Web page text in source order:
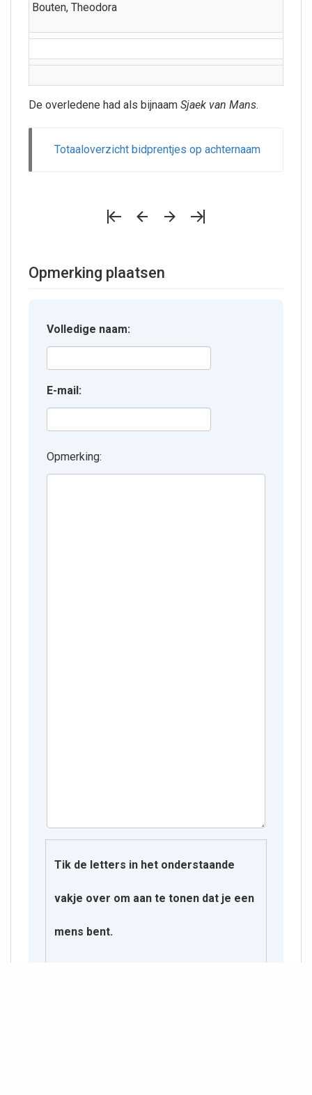
Bouten, Theodora
De overledene had als bijnaam Sjaek van Mans.
Totaaloverzicht bidprentjes op achternaam
Opmerking plaatsen
Volledige naam:
E-mail:
Opmerking:
Tik de letters in het onderstaande
vakje over om aan te tonen dat je een
mens bent.